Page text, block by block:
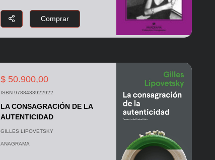
Comprar
$ 50.900,00
ISBN 9788433922922
LA CONSAGRACIÓN DE LA
AUTENTICIDAD
GILLES LIPOVETSKY
ANAGRAMA